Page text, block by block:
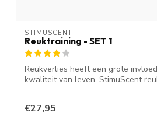
STIMUSCENT
Reuktraining - SET 1
Reukverlies heeft een grote
kwaliteit van leven. StimuScent
€27,95